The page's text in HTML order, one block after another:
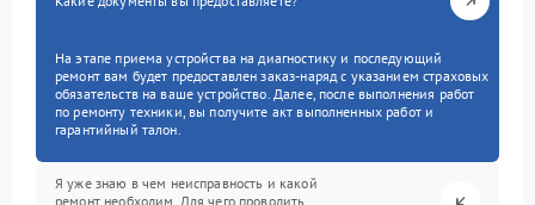
На этапе приема устройства на диагностику и последующий
ремонт вам будет предоставлен заказ-наряд с указанием страховых
обязательств на ваше устройство. Далее, после выполнения работ
по ремонту техники, вы получите акт выполненных работ и
гарантийный талон.
Я уже знаю в чем неисправность и какой
ремонт необходим. Для чего проводить